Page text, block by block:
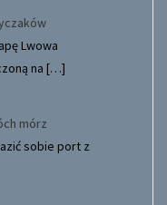
Lwowa
na […]
mórz
sobie port z